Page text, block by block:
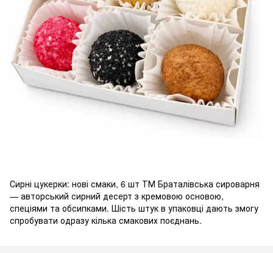
Сирні цукерки: нові смаки, 6 шт ТМ Браталівська сироварня
— авторський сирний десерт з кремовою основою,
спеціями та обсипками. Шість штук в упаковці дають змогу
спробувати одразу кілька смакових поєднань.